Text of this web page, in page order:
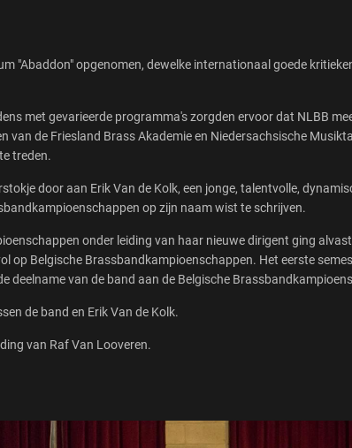
"Abaddon" opgenomen, dewelke internationaal goede
met gevarieerde programma's zorgden ervoor dat NLBB
van de Friesland Brass Akademie en Niedersachsische
treden.
door aan Erik Van de Kolk, een jonge, talentvolle,
op zijn naam wist te schrijven.
onder leiding van haar nieuwe dirigent ging
op Belgische Brassbandkampioenschappen. Het eerste
deelname van de band aan de Belgische
de band en Erik Van de Kolk.
van Raf Van Looveren.